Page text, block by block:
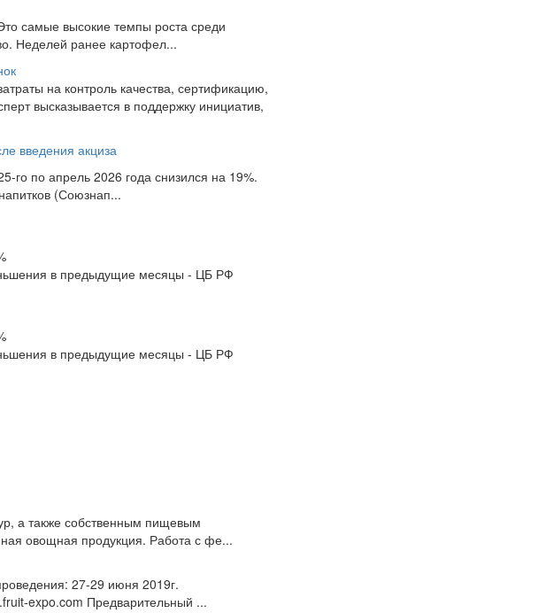
самые высокие темпы роста среди
Неделей ранее картофел...
на контроль качества, сертификацию,
высказывается в поддержку инициатив,
введения акциза
го по апрель 2026 года снизился на 19%.
(Союзнап...
в предыдущие месяцы - ЦБ РФ
в предыдущие месяцы - ЦБ РФ
а также собственным пищевым
овощная продукция. Работа с фе...
27-29 июня 2019г.
expo.com Предварительный ...